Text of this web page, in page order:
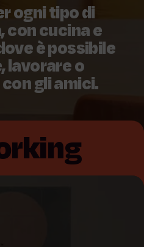
ogni tipo di
con cucina e
è possibile
lavorare o
gli amici.